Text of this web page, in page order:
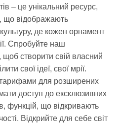
– це унікальний ресурс,
що відображають
культуру, де кожен орнамент
Спробуйте наш
щоб створити свій власний
свої ідеї, свої мрії.
для розширених
доступ до ексклюзивних
функцій, що відкривають
Відкрийте для себе світ